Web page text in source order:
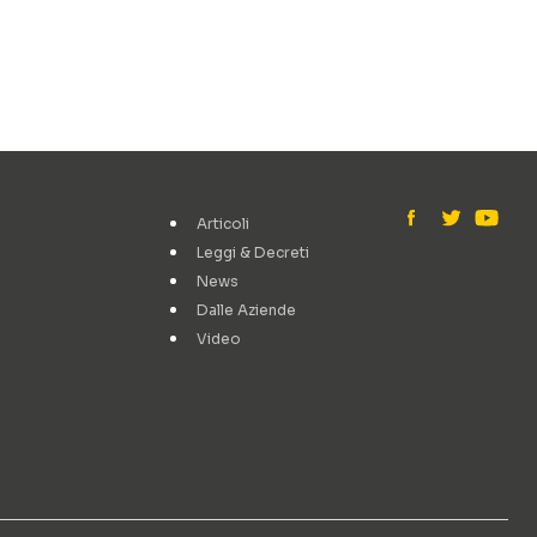
Articoli
Leggi & Decreti
News
Dalle Aziende
Video